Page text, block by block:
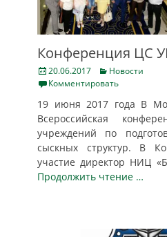
Конференция ЦС
Posted
on
20.06.2017 Categories
Новости
Комментировать
19 июня 2017 года В
Всероссийская
учреждений по
сыскных структур. В
участие директор НИЦ
Продолжить чтение …